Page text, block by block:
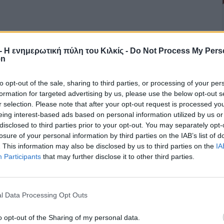
Η ενημερωτική πύλη του Κιλκίς - Do Not Process My
opt-out of the sale, sharing to third parties, or processing of your
for targeted advertising by us, please use the below opt-out
selection. Please note that after your opt-out request is processed
interest-based ads based on personal information utilized by us
to third parties prior to your opt-out. You may separately
of your personal information by third parties on the IAB’s list of
This information may also be disclosed by us to third parties on the
Participants that may further disclose it to other third parties.
Data Processing Opt Outs
opt-out of the Sharing of my personal data.
ευπαθείς περιοχές της Π.Ε.
της Περιφερειακής Ενότητας Κιλκίς ανακοινώνεται ότι
της ΔΙ.Π.Υ.Ν Κιλκίς και σε εφαρμογή σχετικών αποφάσεων
Οργάνου Πολιτικής Προστασίας (Π.Ε.Σ.Ο.Π.Π.) της Π.Ε.
των αναμενόμενων δυσμενών πυρομετεωρολογικών συνθηκών